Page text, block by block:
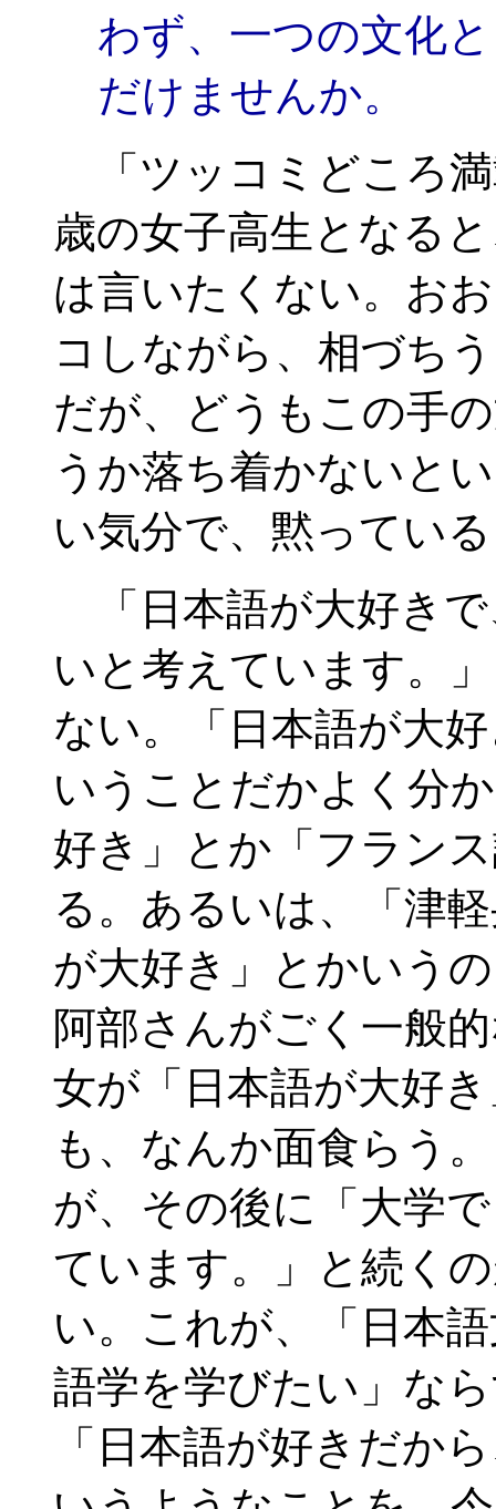
わず、一つの文化
だけませんか。
「ツッコミどころ満
歳の女子高生となる
は言いたくない。お
コしながら、相づち
だが、どうもこの手
うか落ち着かないと
い気分で、黙ってい
「日本語が大好きで
いと考えています。
ない。「日本語が大
いうことだかよく分
好き」とか「フラン
る。あるいは、「津
が大好き」とかいう
阿部さんがごく一般
女が「日本語が大好
も、なんか面食らう
が、その後に「大学
ています。」と続く
い。これが、「日本
語学を学びたい」な
「日本語が好きだか